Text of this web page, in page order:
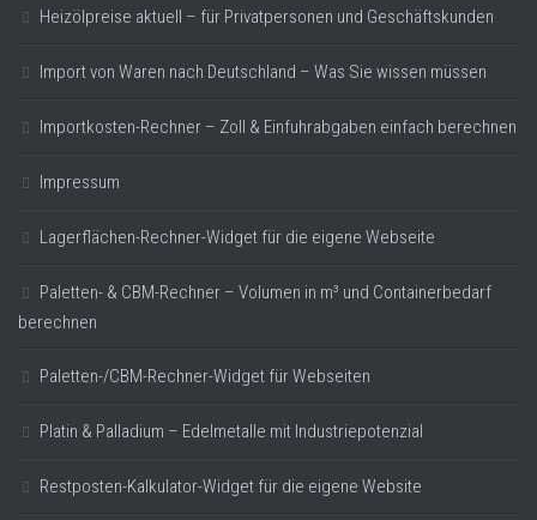
Heizölpreise aktuell – für Privatpersonen und Geschäftskunden
Import von Waren nach Deutschland – Was Sie wissen müssen
Importkosten-Rechner – Zoll & Einfuhrabgaben einfach berechnen
Impressum
Lagerflächen-Rechner-Widget für die eigene Webseite
Paletten- & CBM-Rechner – Volumen in m³ und Containerbedarf
berechnen
Paletten-/CBM-Rechner-Widget für Webseiten
Platin & Palladium – Edelmetalle mit Industriepotenzial
Restposten-Kalkulator-Widget für die eigene Website